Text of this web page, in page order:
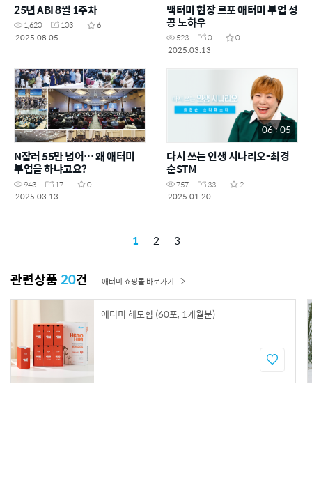
25년 ABI 8월 1주차
1,620 103
6
2025.08.05
백터미 현장 르포 애터미 부업 성
공 노하우
523 0
0
2025.03.13
N잡러 55만 넘어… 왜 애터미
부업을 하냐고요?
943 17
0
2025.03.13
06 : 05
다시 쓰는 인생 시나리오-최경
순STM
757 33
2
2025.01.20
1 2 3
관련상품20건 애터미 쇼핑몰 바로가기
애터미 헤모힘 (60포, 1개월분)